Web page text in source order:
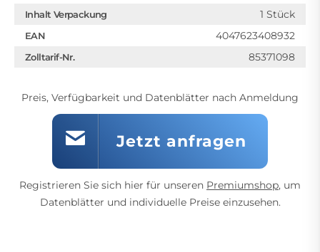
Inhalt Verpackung 1 Stück
EAN 4047623408932
Zolltarif-Nr. 85371098
Preis, Verfügbarkeit und Datenblätter nach Anmeldung
Jetzt anfragen
Registrieren Sie sich hier für unseren Premiumshop, um
Datenblätter und individuelle Preise einzusehen.